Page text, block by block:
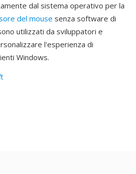
dal sistema operativo per la
del mouse senza software di
utilizzati da sviluppatori e
l'esperienza di
Windows.